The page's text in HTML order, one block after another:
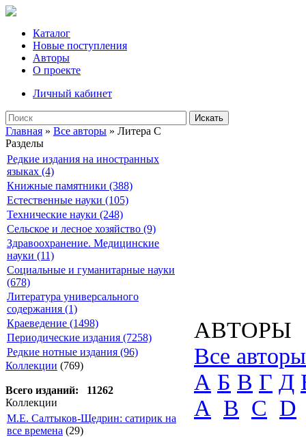
Каталог
Новые поступления
Авторы
О проекте
Личный кабинет
Искать
Главная » Все авторы » Литера C
Разделы
Редкие издания на иностранных
языках (4)
Книжные памятники (388)
Естественные науки (105)
Технические науки (248)
Сельское и лесное хозяйство (9)
Здравоохранение. Медицинские
науки (11)
Социальные и гуманитарные науки
(678)
Литература универсального
содержания (1)
Краеведение (1498)
Периодические издания (7258)
Редкие нотные издания (96)
Коллекции (769)
Всего изданий: 11262
Коллекции
М.Е. Салтыков-Щедрин: сатирик на
все времена (29)
АВТОРЫ
Все авторы
А Б В Г Д
A B C D